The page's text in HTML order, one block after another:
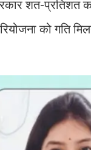
शत-प्रतिशत
को गति